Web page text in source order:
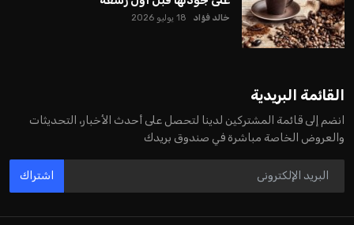
الجمعية العمومية. مما يعزز فرصته للفوز في الانتخابات المقررة عام
2027، ويجعله المرشح الأكثر حظًا حتى الآن.
لإنفانتينو في الآونة الأخيرة. حتى الآن، لم يتقدم أي مرشح منافس
في السباق الانتخابي، ولم تتمكن الأصوات المعارضة من التوصل إلى
اسم يوازن موقف إنفانتينو، قبل انتهاء فترة الترشح في نوفمبر
المقبل.
يعتمد إنفانتينو على قاعدة دعم قوية من الاتحادات القارية المختلفة،